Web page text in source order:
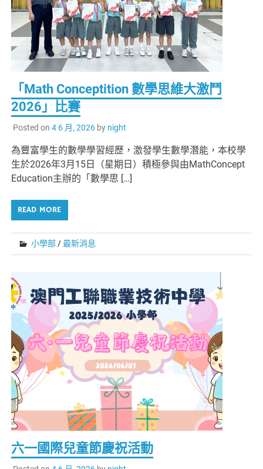
「Math Conceptition 數學思維大激鬥
2026」比賽
Posted on 4 6 月, 2026by night
為豐富學生的數學學習經歷，激發學生數學潛能，本校學
生於2026年3月15日（星期日）積極參與由MathConcept
Education主辦的「數學思 […]
READ MORE
小學部 /最新消息
六一國際兒童節慶祝活動